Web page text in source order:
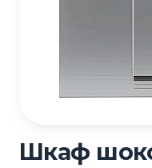
Шкаф